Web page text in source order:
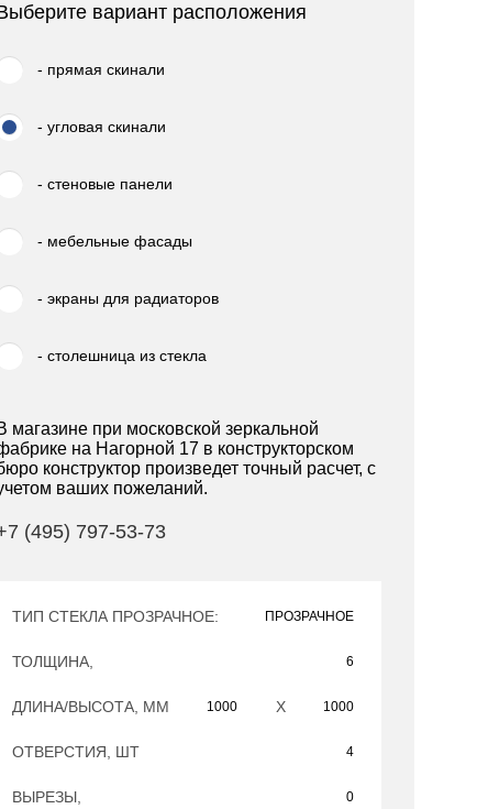
вариант расположения
- прямая скинали
- угловая скинали
- стеновые панели
- мебельные фасады
- экраны для радиаторов
- столешница из стекла
магазине при московской зеркальной
на Нагорной 17 в конструкторском
конструктор произведет точный расчет, с
ваших пожеланий.
(495) 797-53-73
ТИП СТЕКЛА ПРОЗРАЧНОЕ: ПРОЗРАЧНОЕ
ТОЛЩИНА, 6
ДЛИНА/ВЫСОТА, ММ 1000 Х 1000
ОТВЕРСТИЯ, ШТ 4
ВЫРЕЗЫ, 0